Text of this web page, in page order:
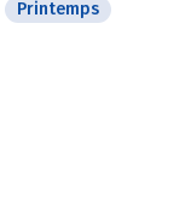
Printemps